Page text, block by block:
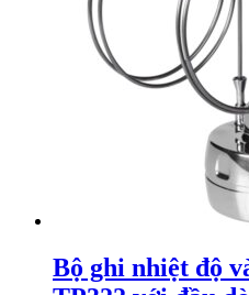
Bộ ghi nhiệt độ